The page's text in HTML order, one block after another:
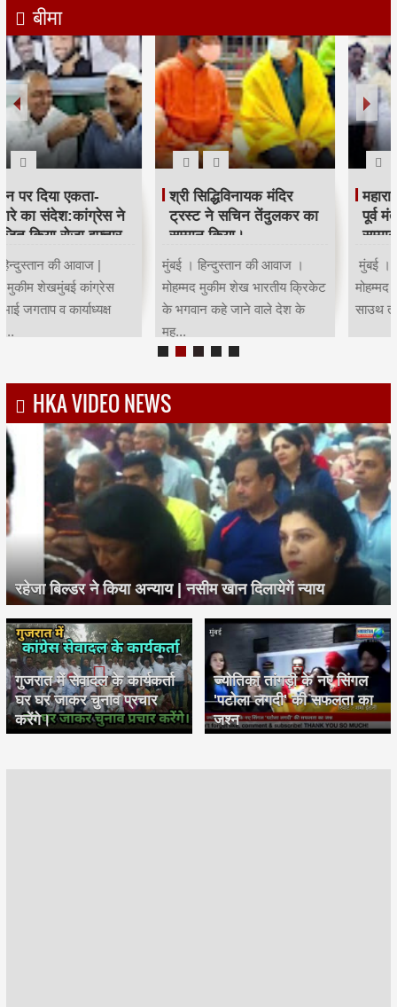
बीमा
महाराष्ट्र कांग्रेस कार्याध्यक्ष व
पूर्व मंत्री चंद्रकांत हंडोरे का
सम्मान।
मुंबई । हिन्दुस्तान की आवाज ।
मोहम्मद मुकीम शेख मुंबई कांग्रेस
साउथ तमिल सेल कार्याध्यक्ष...
Child Dream
Invest 3 lacs One Time &
Get 13 Lacs Fund for your
Child Education, Gradution
& Marriage...
HKA VIDEO NEWS
रहेजा बिल्डर ने किया अन्याय | नसीम खान दिलायेगें न्याय
गुजरात में सेवादल के कार्यकर्ता
घर घर जाकर चुनाव प्रचार
करेंगे।
ज्योतिका तांगड़ी के नए सिंगल
'पटोला लगदी' की सफलता का
जश्न